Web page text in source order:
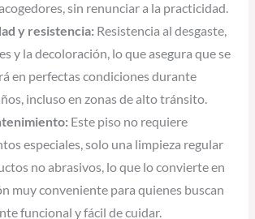
sin renunciar a la practicidad.
y resistencia: Resistencia al desgaste,
y la decoloración, lo que asegura que se
en perfectas condiciones durante
incluso en zonas de alto tránsito.
Este piso no requiere
especiales, solo una limpieza regular
no abrasivos, lo que lo convierte en
muy conveniente para quienes buscan
funcional y fácil de cuidar.